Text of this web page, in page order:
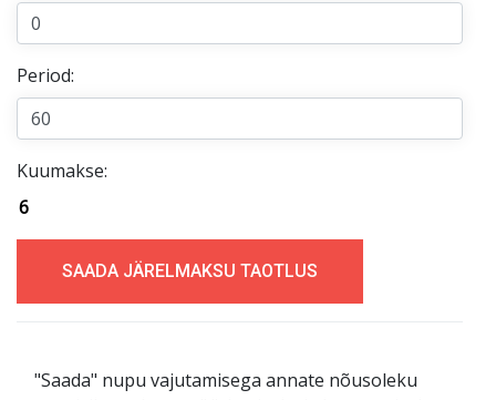
Period:
Kuumakse:
"Saada" nupu vajutamisega annate nõusoleku